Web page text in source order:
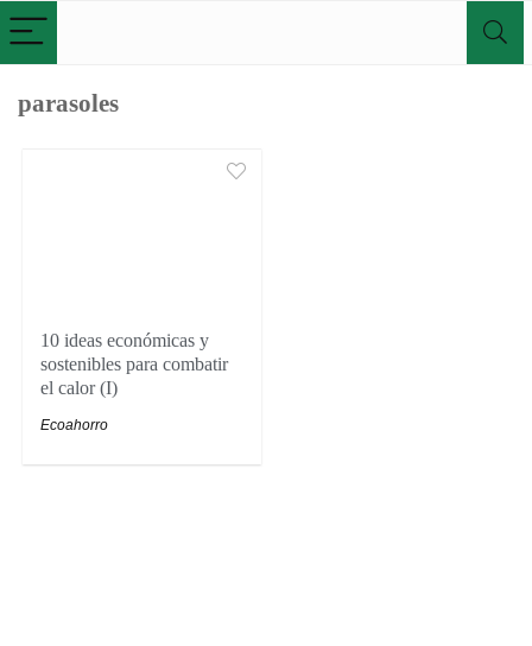
parasoles
10 ideas económicas y
sostenibles para combatir
el calor (I)
Ecoahorro